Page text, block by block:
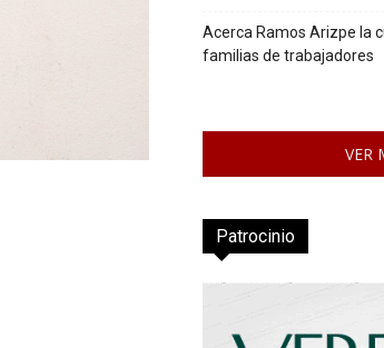
Acerca Ramos Arizpe la
familias de trabajadores
VER
Patrocinio